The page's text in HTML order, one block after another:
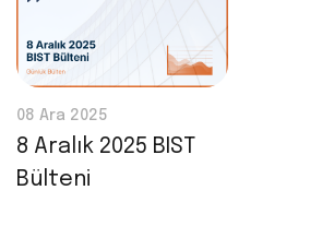
08 Ara 2025
8 Aralık 2025 BIST
Bülteni